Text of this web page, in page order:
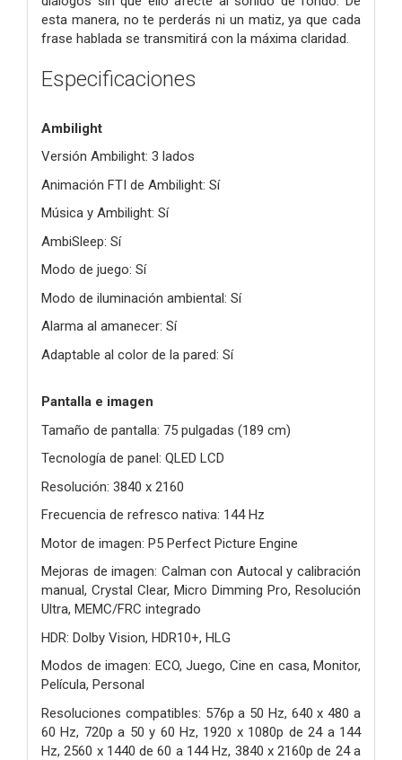
esta manera, no te perderás ni un matiz, ya que cada
frase hablada se transmitirá con la máxima claridad.
Especificaciones
Ambilight
Versión Ambilight: 3 lados
Animación FTI de Ambilight: Sí
Música y Ambilight: Sí
AmbiSleep: Sí
Modo de juego: Sí
Modo de iluminación ambiental: Sí
Alarma al amanecer: Sí
Adaptable al color de la pared: Sí
Pantalla e imagen
Tamaño de pantalla: 75 pulgadas (189 cm)
Tecnología de panel: QLED LCD
Resolución: 3840 x 2160
Frecuencia de refresco nativa: 144 Hz
Motor de imagen: P5 Perfect Picture Engine
Mejoras de imagen: Calman con Autocal y calibración
manual, Crystal Clear, Micro Dimming Pro, Resolución
Ultra, MEMC/FRC integrado
HDR: Dolby Vision, HDR10+, HLG
Modos de imagen: ECO, Juego, Cine en casa, Monitor,
Película, Personal
Resoluciones compatibles: 576p a 50 Hz, 640 x 480 a
60 Hz, 720p a 50 y 60 Hz, 1920 x 1080p de 24 a 144
Hz, 2560 x 1440 de 60 a 144 Hz, 3840 x 2160p de 24 a